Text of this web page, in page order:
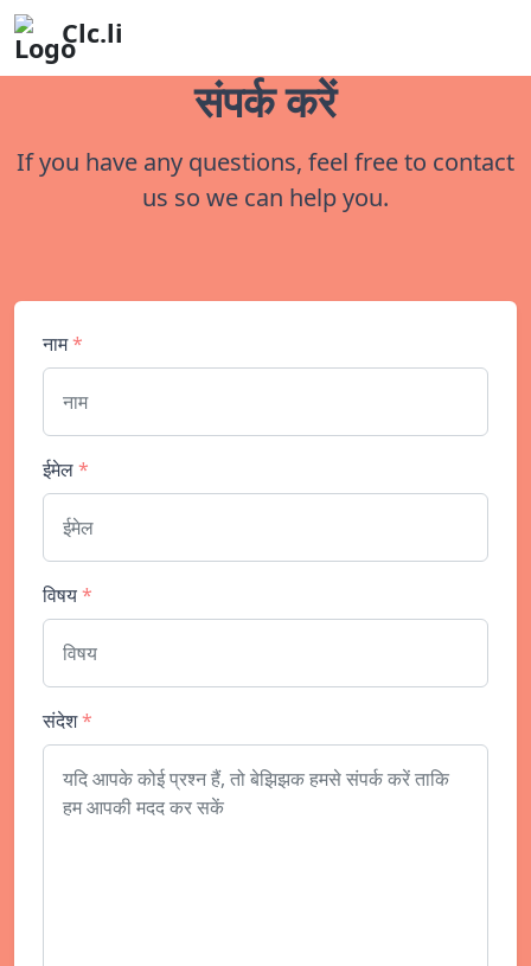
Clc.li
संपर्क करें
If you have any questions, feel free to contact
us so we can help you.
नाम*
ईमेल*
विषय*
संदेश*